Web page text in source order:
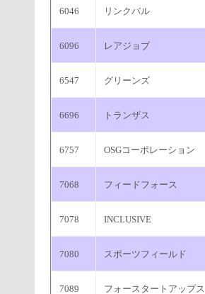
6046 リンクバル
6096 レアジョブ
6547 グリーンズ
6696 トランザス
6757 OSGコーポレーション
7068 フィードフォース
7078 INCLUSIVE
7080 スポーツフィールド
7089 フォースタートアップス